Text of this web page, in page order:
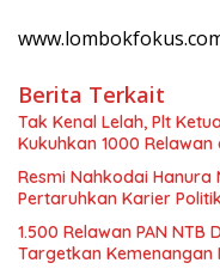
Berita Terkait
Tak Kenal Lelah, Plt
Kukuhkan 1000
Resmi Nahkodai Hanura
Pertaruhkan Karier
1.500 Relawan PAN
Targetkan Kemenangan